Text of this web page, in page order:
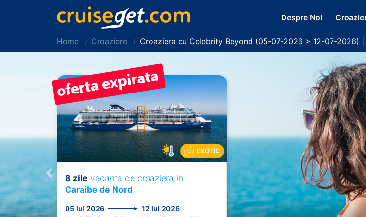
Despre Noi
Home Croaziere Croaziera cu Celebrity Beyond (05-07-2026 > 12-07-2026)
Previous
EXOTIC
8 zile vacanta de croaziera in
Caraibe de Nord
05 Iul 2026 12 Iul 2026